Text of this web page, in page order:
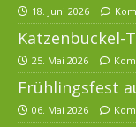
18. Juni 2026
Katzenbuckel-
25. Mai 2026
Frühlingsfest
06. Mai 2026